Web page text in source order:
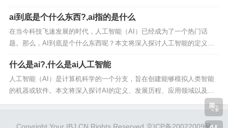
技术特点以及它在现代金融体系中的地位。 比特币的概念 比特币（Bitc
oin）是一种去中心化的数字货币，它不依赖于特定的货币机构发行，而
是依据特定算法，通过大量的计算产生...
ai到底是个什么东西?,ai指的是什么
在当今科技飞速发展的时代，人工智能（AI）已经成为了一个热门话
题。那么，AI到底是个什么东西呢？本文将深入探讨人工智能的定义、
发展历程、应用领域以及未来趋势。 什么是人工智能？ 人工智能（Artifi
cial Intelligence，简称AI）是指由人制造出来的具有一定智能的系统，
这些系统可...
什么是ai?,什么是ai人工智能
人工智能（AI）是计算机科学的一个分支，旨在创建能够模拟人类智能
的机器或软件。本文将深入探讨AI的定义、发展历程、应用领域以及未
来趋势。 什么是人工智能？ 人工智能（AI）是指通过计算机程序和硬件
来模拟人类智能的技术。它包括学习、推理、问题解决、感知、语言理
解等多个方面。自20世纪50年代以来...